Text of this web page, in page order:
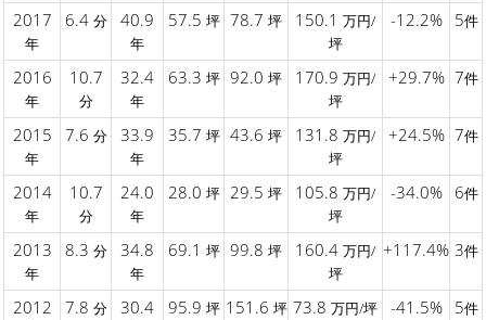
2017
年
6.4 分 40.9
年
57.5 坪 78.7 坪 150.1 万円/
坪
-12.2% 5件
2016
年
10.7
分
32.4
年
63.3 坪 92.0 坪 170.9 万円/
坪
+29.7% 7件
2015
年
7.6 分 33.9
年
35.7 坪 43.6 坪 131.8 万円/
坪
+24.5% 7件
2014
年
10.7
分
24.0
年
28.0 坪 29.5 坪 105.8 万円/
坪
-34.0% 6件
2013
年
8.3 分 34.8
年
69.1 坪 99.8 坪 160.4 万円/
坪
+117.4% 3件
2012 7.8 分 30.4 95.9 坪 151.6 坪 73.8 万円/坪 -41.5% 5件